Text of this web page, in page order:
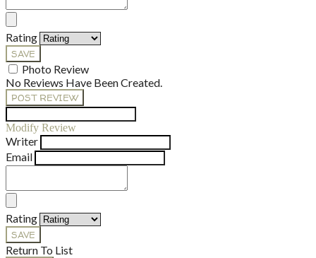
Rating
SAVE
Photo Review
No Reviews Have Been Created.
POST REVIEW
Modify Review
Writer
Email
Rating
SAVE
Return To List